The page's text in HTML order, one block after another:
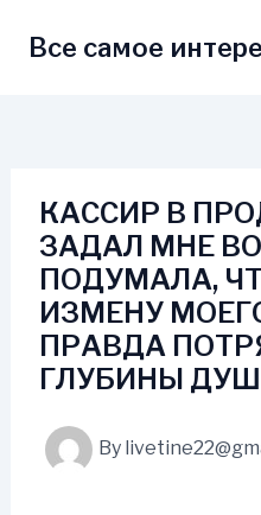
Все самое
КАССИР В
ЗАДАЛ МНЕ
ПОДУМАЛА,
ИЗМЕНУ
ПРАВДА
ГЛУБИНЫ
By